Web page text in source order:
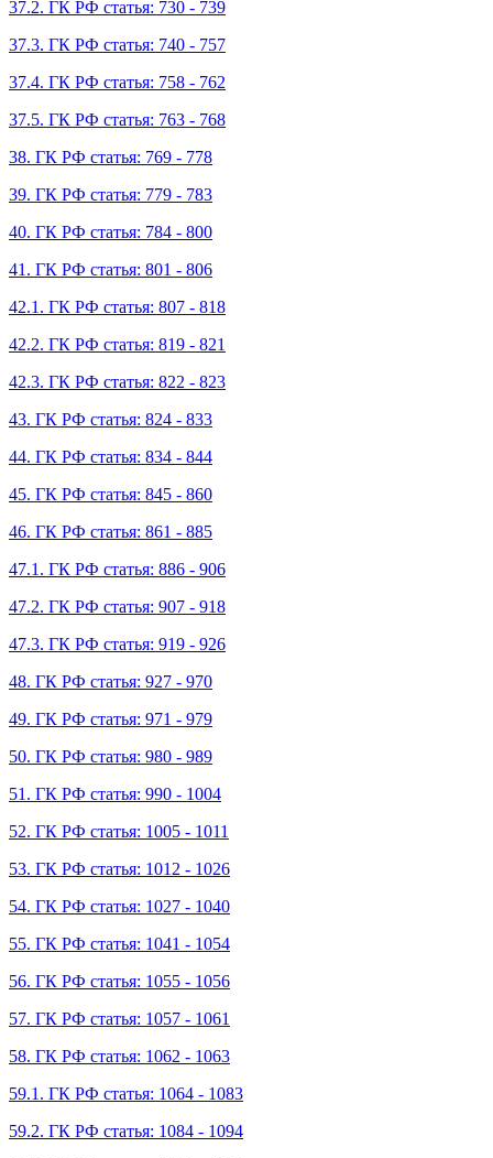
37.2. ГК РФ статья: 730 - 739
37.3. ГК РФ статья: 740 - 757
37.4. ГК РФ статья: 758 - 762
37.5. ГК РФ статья: 763 - 768
38. ГК РФ статья: 769 - 778
39. ГК РФ статья: 779 - 783
40. ГК РФ статья: 784 - 800
41. ГК РФ статья: 801 - 806
42.1. ГК РФ статья: 807 - 818
42.2. ГК РФ статья: 819 - 821
42.3. ГК РФ статья: 822 - 823
43. ГК РФ статья: 824 - 833
44. ГК РФ статья: 834 - 844
45. ГК РФ статья: 845 - 860
46. ГК РФ статья: 861 - 885
47.1. ГК РФ статья: 886 - 906
47.2. ГК РФ статья: 907 - 918
47.3. ГК РФ статья: 919 - 926
48. ГК РФ статья: 927 - 970
49. ГК РФ статья: 971 - 979
50. ГК РФ статья: 980 - 989
51. ГК РФ статья: 990 - 1004
52. ГК РФ статья: 1005 - 1011
53. ГК РФ статья: 1012 - 1026
54. ГК РФ статья: 1027 - 1040
55. ГК РФ статья: 1041 - 1054
56. ГК РФ статья: 1055 - 1056
57. ГК РФ статья: 1057 - 1061
58. ГК РФ статья: 1062 - 1063
59.1. ГК РФ статья: 1064 - 1083
59.2. ГК РФ статья: 1084 - 1094